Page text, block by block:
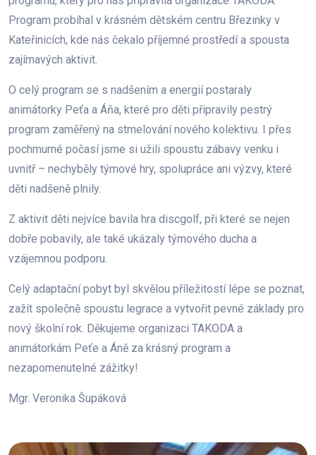
Program probíhal v krásném dětském centru Březinky v
Kateřinicích, kde nás čekalo příjemné prostředí a spousta
zajímavých aktivit.
O celý program se s nadšením a energií postaraly
animátorky Peťa a Áňa, které pro děti připravily pestrý
program zaměřený na stmelování nového kolektivu. I přes
pochmurné počasí jsme si užili spoustu zábavy venku i
uvnitř – nechyběly týmové hry, spolupráce ani výzvy, které
děti nadšeně plnily.
Z aktivit děti nejvíce bavila hra discgolf, při které se nejen
dobře pobavily, ale také ukázaly týmového ducha a
vzájemnou podporu.
Celý adaptační pobyt byl skvělou příležitostí lépe se poznat,
zažít společně spoustu legrace a vytvořit pevné základy pro
nový školní rok. Děkujeme organizaci TAKODA a
animátorkám Peťe a Áně za krásný program a
nezapomenutelné zážitky!
Mgr. Veronika Šupáková